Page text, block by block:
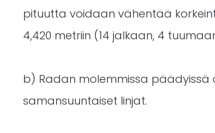
pituutta voidaan vähentää
4,420 metriin (14 jalkaan, 4
b) Radan molemmissa päädyissä
samansuuntaiset linjat.